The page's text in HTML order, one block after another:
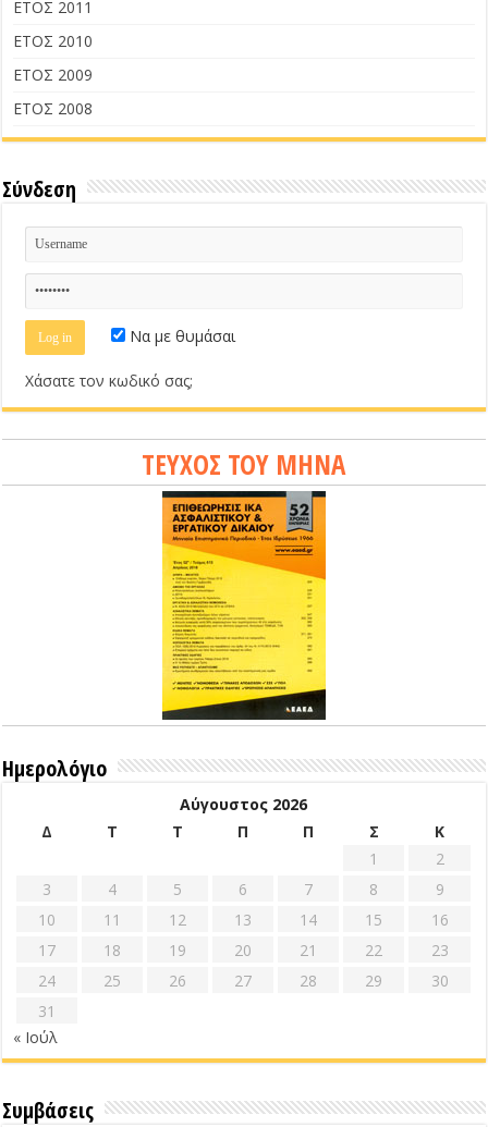
ΕΤΟΣ 2011
ΕΤΟΣ 2010
ΕΤΟΣ 2009
ΕΤΟΣ 2008
Σύνδεση
Να με θυμάσαι
Χάσατε τον κωδικό σας;
ΤΕΥΧΟΣ ΤΟΥ ΜΗΝΑ
Ημερολόγιο
Αύγουστος 2026
Δ
Τ Τ Π Π Σ
Κ
1
2
3
4 5 6 7 8
9
10
11 12 13 14 15
16
17
18 19 20 21 22
23
24
25 26 27 28 29
30
31
« Ιούλ
Συμβάσεις